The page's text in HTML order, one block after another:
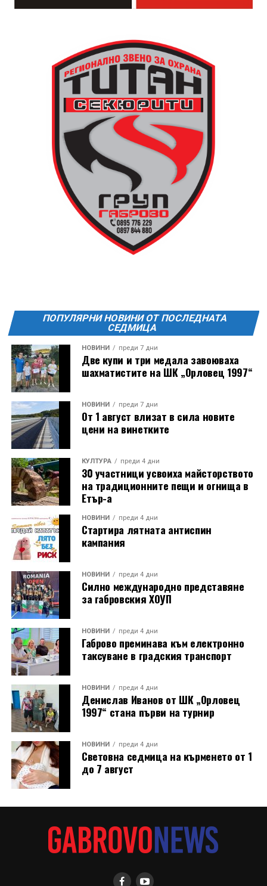
13 АВГУСТ (четвъртък)
19:00ч Групова тренировка с Йоанна Петрова от
20:00ч. Куиз вечер за обща култура
21:30ч. Прожекция на филма “Брънч за начинаещи”
Ще бъде хубаво – не някога и някъде, а тук и сега!
транспорт до местността Градище. Електрическият
автобус ще тръгне в 19:30 ч. от пл. „Възраждане“, а
обратно към града в 00:00 ч. – от паркинга до
поляната. Вземете със себе си връхна дреха и одеяло
или шалте! За повече информация тел. 0887907075.
ПОПУЛЯРНИ НОВИНИ ОТ ПОСЛЕДНАТА
СЕДМИЦА
НОВИНИ преди 7 дни
Две купи и три медала завоюваха
шахматистите на ШК „Орловец 1997“
НОВИНИ преди 7 дни
От 1 август влизат в сила новите
цени на винетките
КУЛТУРА преди 4 дни
30 участници усвоиха майсторството
на традиционните пещи и огнища в
Етър-а
НОВИНИ преди 4 дни
Стартира лятната антиспин
кампания
НОВИНИ преди 4 дни
Силно международно представяне
за габровския ХОУП
НОВИНИ преди 4 дни
Габрово преминава към електронно
таксуване в градския транспорт
НОВИНИ преди 4 дни
Денислав Иванов от ШК „Орловец
1997“ стана първи на турнир
НОВИНИ преди 4 дни
Световна седмица на кърменето от 1
до 7 август